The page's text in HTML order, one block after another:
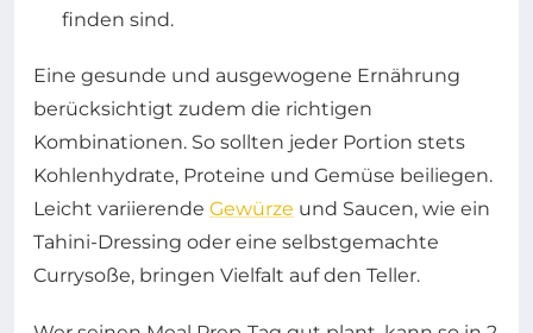
finden sind.
Eine gesunde und ausgewogene Ernährung
berücksichtigt zudem die richtigen
Kombinationen. So sollten jeder Portion stets
Kohlenhydrate, Proteine und Gemüse beiliegen.
Leicht variierende Gewürze und Saucen, wie ein
Tahini-Dressing oder eine selbstgemachte
Currysoße, bringen Vielfalt auf den Teller.